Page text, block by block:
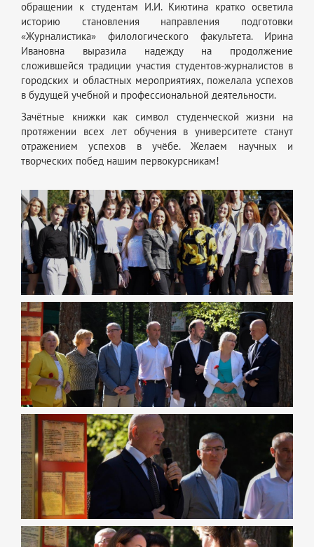
обращении к студентам И.И. Киютина кратко осветила
историю становления направления подготовки
«Журналистика» филологического факультета. Ирина
Ивановна выразила надежду на продолжение
сложившейся традиции участия студентов-журналистов в
городских и областных мероприятиях, пожелала успехов
в будущей учебной и профессиональной деятельности.
Зачётные книжки как символ студенческой жизни на
протяжении всех лет обучения в университете станут
отражением успехов в учёбе. Желаем научных и
творческих побед нашим первокурсникам!